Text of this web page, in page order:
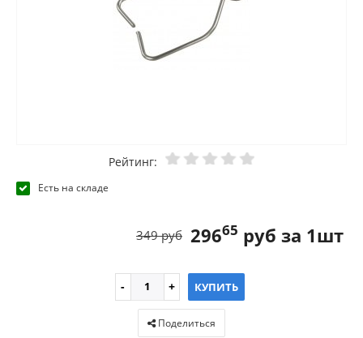
Рейтинг:
Есть на складе
29665 руб за 1шт
349 руб
КУПИТЬ
Поделиться